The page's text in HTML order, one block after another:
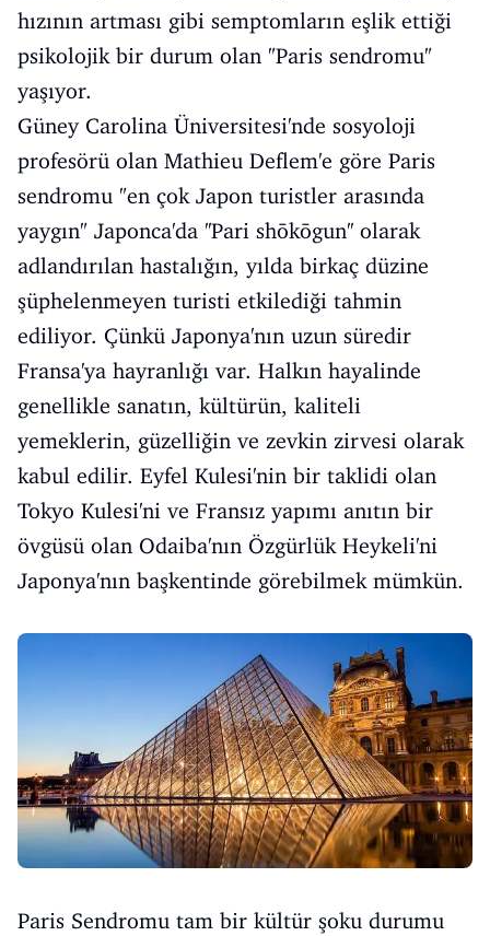
hızının artması gibi semptomların eşlik ettiği
psikolojik bir durum olan "Paris sendromu"
yaşıyor.
Güney Carolina Üniversitesi'nde sosyoloji
profesörü olan Mathieu Deflem'e göre Paris
sendromu "en çok Japon turistler arasında
yaygın" Japonca'da ''Pari shōkōgun'' olarak
adlandırılan hastalığın, yılda birkaç düzine
şüphelenmeyen turisti etkilediği tahmin
ediliyor. Çünkü Japonya'nın uzun süredir
Fransa'ya hayranlığı var. Halkın hayalinde
genellikle sanatın, kültürün, kaliteli
yemeklerin, güzelliğin ve zevkin zirvesi olarak
kabul edilir. Eyfel Kulesi'nin bir taklidi olan
Tokyo Kulesi'ni ve Fransız yapımı anıtın bir
övgüsü olan Odaiba'nın Özgürlük Heykeli'ni
Japonya'nın başkentinde görebilmek mümkün.
Paris Sendromu tam bir kültür şoku durumu